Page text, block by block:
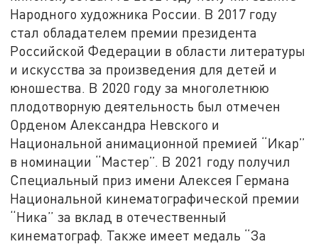
Народного художника России. В 2017 году
стал обладателем премии президента
Российской Федерации в области литературы
и искусства за произведения для детей и
юношества. В 2020 году за многолетнюю
плодотворную деятельность был отмечен
Орденом Александра Невского и
Национальной анимационной премией “Икар”
в номинации “Мастер”. В 2021 году получил
Специальный приз имени Алексея Германа
Национальной кинематографической премии
“Ника” за вклад в отечественный
кинематограф. Также имеет медаль “За